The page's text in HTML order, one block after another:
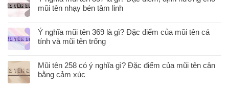
mũi tên nhạy bén tâm linh
Ý nghĩa mũi tên 369 là gì? Đặc điểm của mũi tên cá
tính và mũi tên trống
Mũi tên 258 có ý nghĩa gì? Đặc điểm của mũi tên cân
bằng cảm xúc